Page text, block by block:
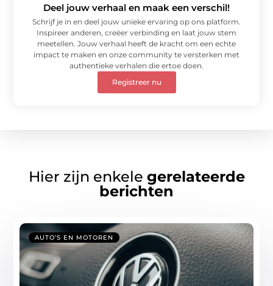
Deel jouw verhaal en maak een verschil!
Schrijf je in en deel jouw unieke ervaring op ons platform.
Inspireer anderen, creëer verbinding en laat jouw stem
meetellen. Jouw verhaal heeft de kracht om een echte
impact te maken en onze community te versterken met
authentieke verhalen die ertoe doen.
Registreer nu
Hier zijn enkele gerelateerde
berichten
AUTO’S EN MOTOREN